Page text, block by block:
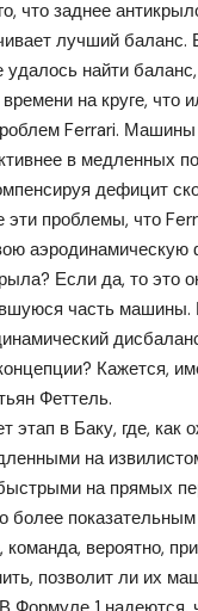
что заднее
лучший баланс.
найти
на круге, что
Ferrari.
в медленных
дефицит
проблемы, что
Если да, то это
часть машины.
Кажется,
Феттель.
этап в Баку, где, как
на
на прямых
более
вероятно,
позволит ли их